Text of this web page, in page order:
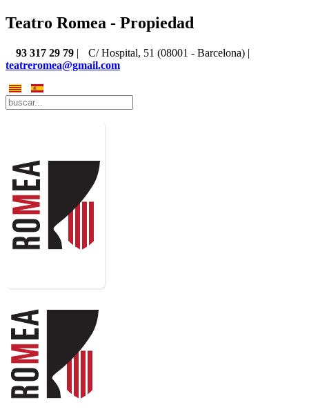
Teatro Romea - Propiedad
93 317 29 79 |
C/ Hospital, 51 (08001 - Barcelona) |
teatreromea@gmail.com